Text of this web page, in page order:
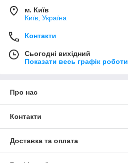
м. Київ
Київ, Україна
Контакти
Сьогодні вихідний
Показати весь графік роботи
Про нас
Контакти
Доставка та оплата